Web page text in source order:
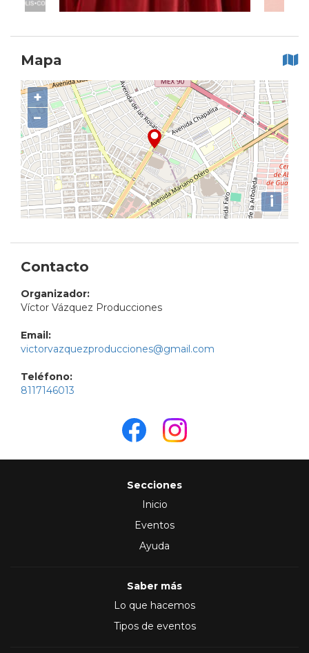
Mapa
+
−
i
Contacto
Organizador:
Víctor Vázquez Producciones
Email:
victorvazquezproducciones@gmail.com
Teléfono:
8117146013
Secciones
Inicio
Eventos
Ayuda
Saber más
Lo que hacemos
Tipos de eventos